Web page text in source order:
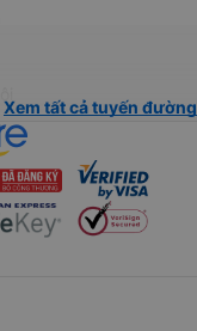
Xem tất cả tuyến đường